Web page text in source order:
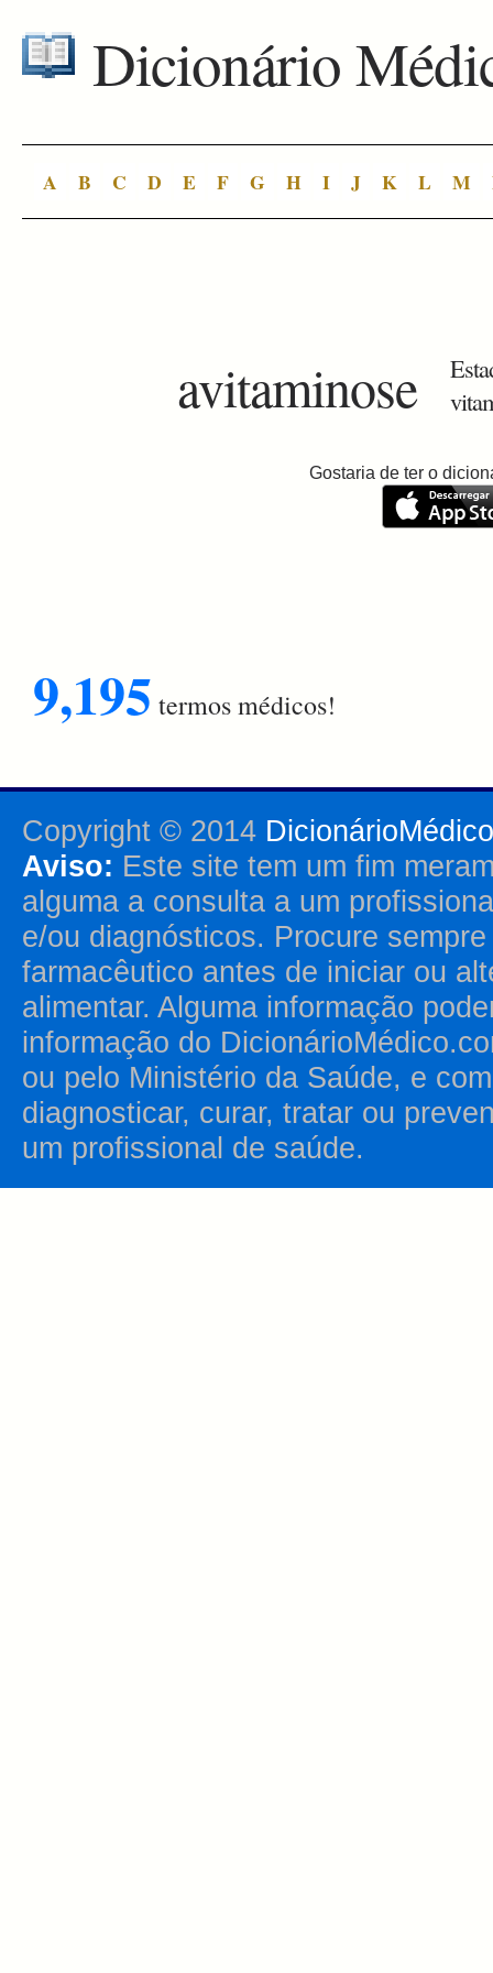
Dicionário
A B C D E F G H I J K L M
avitaminose
Gostaria de ter o
9,195 termos médicos!
Copyright © 2014
Aviso: Este site tem um fim
alguma a consulta a um
e/ou diagnósticos. Procure
farmacêutico antes de iniciar ou
alimentar. Alguma informação
informação do
ou pelo Ministério da Saúde, e
diagnosticar, curar, tratar ou
um profissional de saúde.